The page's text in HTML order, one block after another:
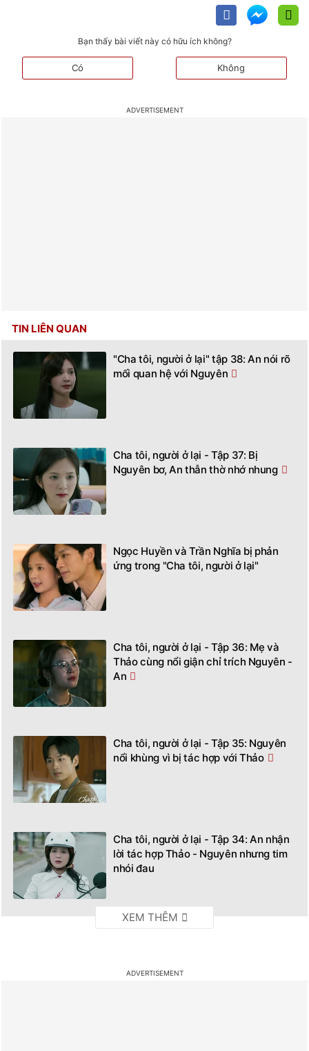
Bạn thấy bài viết này có hữu ích không?
Có Không
TIN LIÊN QUAN
"Cha tôi, người ở lại" tập 38: An nói rõ
mối quan hệ với Nguyên
Cha tôi, người ở lại - Tập 37: Bị
Nguyên bơ, An thẫn thờ nhớ nhung
Ngọc Huyền và Trần Nghĩa bị phản
ứng trong "Cha tôi, người ở lại"
Cha tôi, người ở lại - Tập 36: Mẹ và
Thảo cùng nổi giận chỉ trích Nguyên -
An
Cha tôi, người ở lại - Tập 35: Nguyên
nổi khùng vì bị tác hợp với Thảo
Cha tôi, người ở lại - Tập 34: An nhận
lời tác hợp Thảo - Nguyên nhưng tim
nhói đau